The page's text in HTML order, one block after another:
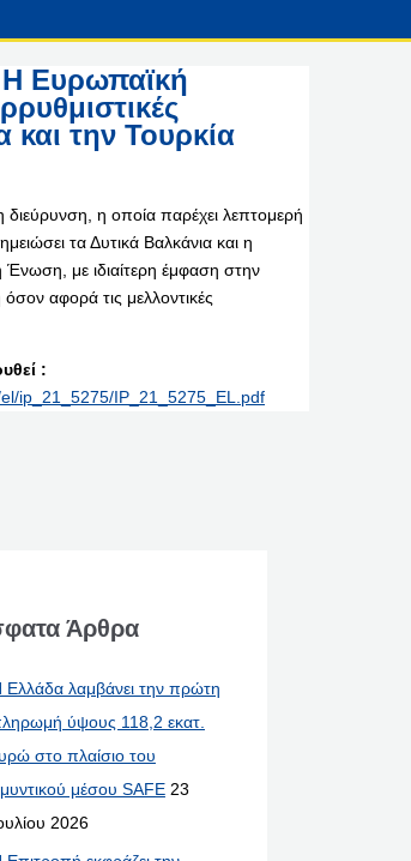
Η Ευρωπαϊκή
και την Τουρκία
η οποία παρέχει λεπτομερή
τα Δυτικά Βαλκάνια και η
με ιδιαίτερη έμφαση στην
αφορά τις μελλοντικές
:
ip_21_5275/IP_21_5275_EL.pdf
Άρθρα
Ελλάδα λαμβάνει την πρώτη
ύψους 118,2 εκατ.
στο πλαίσιο του
μέσου SAFE 23
2026